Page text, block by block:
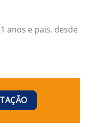
anos e pais, desde